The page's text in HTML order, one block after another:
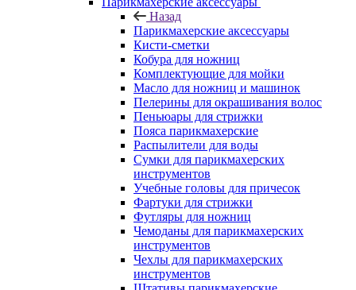
Назад
Парикмахерские аксессуары
Кисти-сметки
Кобура для ножниц
Комплектующие для мойки
Масло для ножниц и машинок
Пелерины для окрашивания волос
Пеньюары для стрижки
Пояса парикмахерские
Распылители для воды
Сумки для парикмахерских
инструментов
Учебные головы для причесок
Фартуки для стрижки
Футляры для ножниц
Чемоданы для парикмахерских
инструментов
Чехлы для парикмахерских
инструментов